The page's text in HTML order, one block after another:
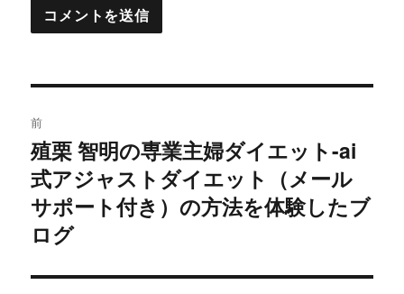
稿
ナ
ビ
前
過
去
の
投
稿:
殖栗 智明の専業主婦ダイエット-ai
式アジャストダイエット（メール
サポート付き）の方法を体験したブ
ログ